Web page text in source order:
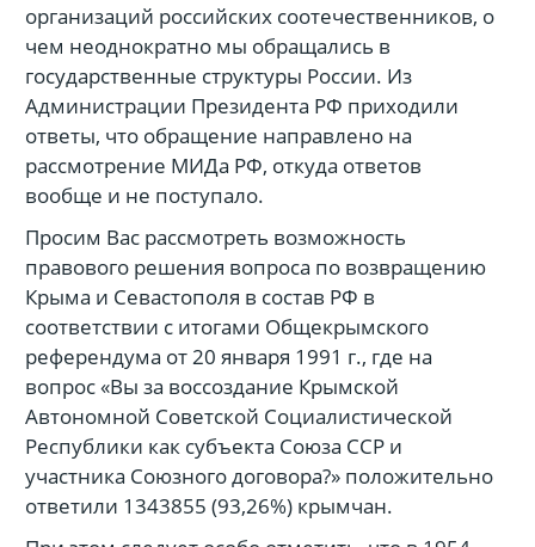
организаций российских соотечественников, о
чем неоднократно мы обращались в
государственные структуры России. Из
Администрации Президента РФ приходили
ответы, что обращение направлено на
рассмотрение МИДа РФ, откуда ответов
вообще и не поступало.
Просим Вас рассмотреть возможность
правового решения вопроса по возвращению
Крыма и Севастополя в состав РФ в
соответствии с итогами Общекрымского
референдума от 20 января 1991 г., где на
вопрос «Вы за воссоздание Крымской
Автономной Советской Социалистической
Республики как субъекта Союза ССР и
участника Союзного договора?» положительно
ответили 1343855 (93,26%) крымчан.